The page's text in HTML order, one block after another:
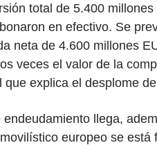
total de 5.400
en efectivo. Se
neta de 4.600 millones
veces el valor de la
que explica el desplome
endeudamiento llega,
europeo se está